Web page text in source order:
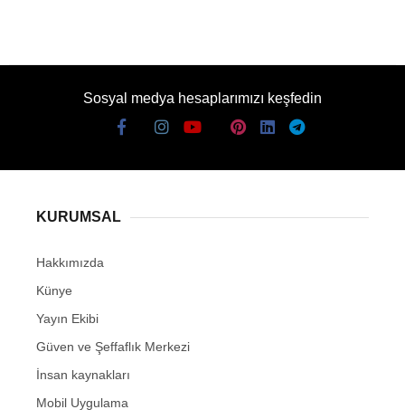
Sosyal medya hesaplarımızı keşfedin
KURUMSAL
Hakkımızda
Künye
Yayın Ekibi
Güven ve Şeffaflık Merkezi
İnsan kaynakları
Mobil Uygulama